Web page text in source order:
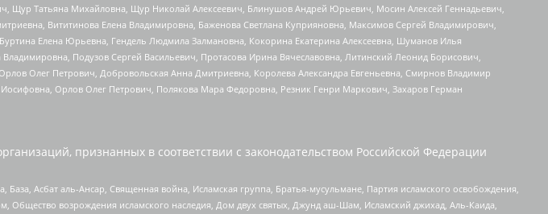
Щур Татьяна Михайловна, Щур Николай Алексеевич, Блинушов Андрей Юрьевич, Мосин Алексей Геннадьевич,
Вититинова Елена Владимировна, Баженова Светлана Куприяновна, Максимов Сергей Владимирович,
Елена Юрьевна, Гендель Людмила Залмановна, Кокорина Екатерина Алексеевна, Шуманов Илья
Подузов Сергей Васильевич, Протасова Ирина Вячеславовна, Литинский Леонид Борисович,
Олег Петрович, Добровольская Анна Дмитриевна, Королева Александра Евгеньевна, Смирнов Владимир
Орлов Олег Петрович, Полякова Мара Федоровна, Резник Генри Маркович, Захаров Герман
признанных в соответствии с законодательством Российской Федерации
Асбат аль-Ансар, Священная война, Исламская группа, Братья-мусульмане, Партия исламского освобождения,
возрождения исламского наследия, Дом двух святых, Джунд аш-Шам, Исламский джихад, Аль-Каида,